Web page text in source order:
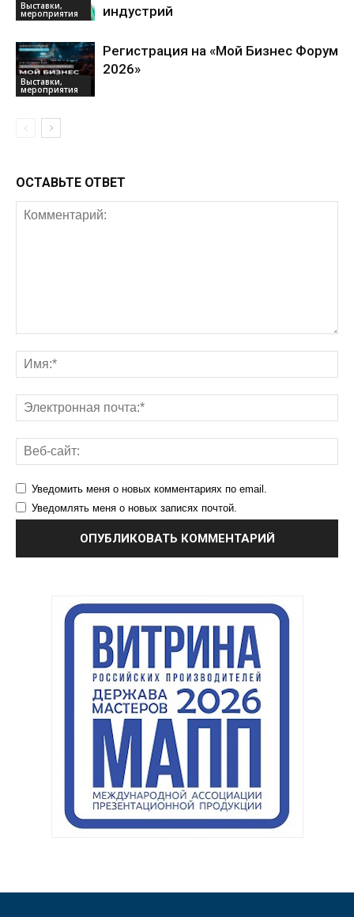
Выставки,
мероприятия
индустрий
Выставки,
мероприятия
Регистрация на «Мой Бизнес Форум
2026»
ОСТАВЬТЕ ОТВЕТ
Уведомить меня о новых комментариях по email.
Уведомлять меня о новых записях почтой.